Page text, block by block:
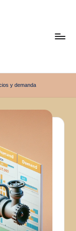
y demanda